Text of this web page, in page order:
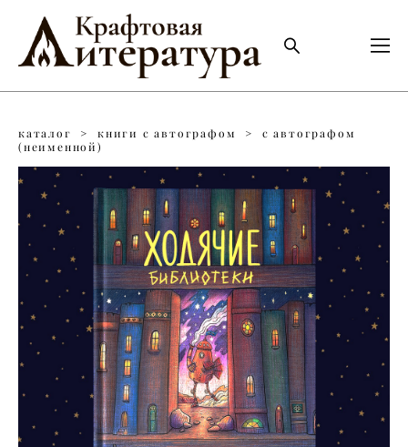
каталог > книги с автографом >
с автографом
(неименной)